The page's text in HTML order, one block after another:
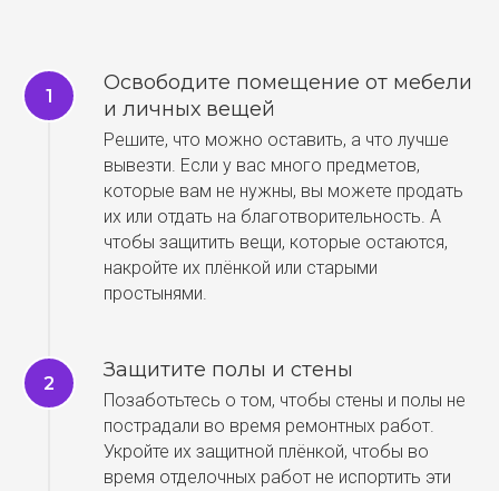
Освободите помещение от мебели
и личных вещей
Решите, что можно оставить, а что лучше
вывезти. Если у вас много предметов,
которые вам не нужны, вы можете продать
их или отдать на благотворительность. А
чтобы защитить вещи, которые остаются,
накройте их плёнкой или старыми
простынями.
Защитите полы и стены
Позаботьтесь о том, чтобы стены и полы не
пострадали во время ремонтных работ.
Укройте их защитной плёнкой, чтобы во
время отделочных работ не испортить эти